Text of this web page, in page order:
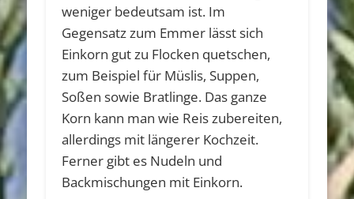
weniger bedeutsam ist. Im
Gegensatz zum Emmer lässt sich
Einkorn gut zu Flocken quetschen,
zum Beispiel für Müslis, Suppen,
Soßen sowie Bratlinge. Das ganze
Korn kann man wie Reis zubereiten,
allerdings mit längerer Kochzeit.
Ferner gibt es Nudeln und
Backmischungen mit Einkorn.